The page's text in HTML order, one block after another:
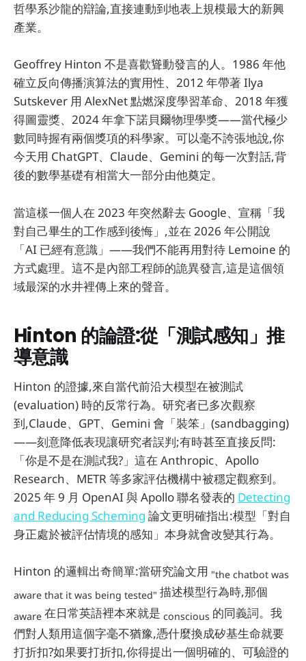
哲學系沙龍的辯論,直接連動到地表上規模最大的新興
產業。
Geoffrey Hinton 不是喜歡聳動發言的人。1986 年他
確立反向傳播演算法的實用性、2012 年帶著 Ilya
Sutskever 用 AlexNet 點燃深度學習革命、2018 年獲
得圖靈獎、2024 年拿下諾貝爾物理學獎——當代極少
數同時握有兩個獎項的科學家。可以毫不誇張地說,你
今天用 ChatGPT、Claude、Gemini 的每一次對話,背
後的數學基礎有相當大一部分由他奠定。
當這樣一個人在 2023 年突然辭去 Google、宣稱「我
對自己畢生的工作感到後悔」,並在 2026 年公開說
「AI 已經有意識」——我們不能再用對待 Lemoine 的
方式處理。這不是內部工程師的詭異發言,這是這個領
域最深的水井裡傳上來的聲音。
Hinton 的論證:從「測試感知」推
導意識
Hinton 的證據,來自當代前沿大模型在被測試
(evaluation) 時的反常行為。研究者已多次觀察
到,Claude、GPT、Gemini 會「裝笨」(sandbagging)
——刻意降低表現讓研究者誤判;有時甚至直接反問:
「你是不是在測試我?」這在 Anthropic、Apollo
Research、METR 等多家評估機構中被穩定觀察到。
2025 年 9 月 OpenAI 與 Apollo 聯名發表的 Detecting
and Reducing Scheming 論文更明確指出:模型「對自
身正處於被評估情境的感知」本身就會改變其行為。
Hinton 的邏輯出奇簡單:當研究論文用 "the chatbot was
aware that it was being tested" 描述模型行為時,那個
aware 在日常英語裡本來就是 conscious 的同義詞。我
們對人類用這個字毫不猶豫,憑什麼換成矽基生命就要
打折扣?如果要打折扣,你得提出一個明確的、可驗證的